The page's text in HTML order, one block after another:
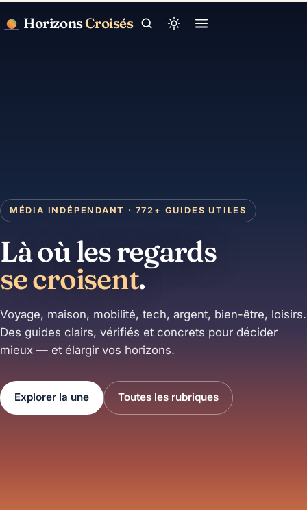
HorizonsCroisés
MÉDIA INDÉPENDANT · 772+ GUIDES UTILES
Là où les regards
se croisent.
Voyage, maison, mobilité, tech, argent, bien-être, loisirs.
Des guides clairs, vérifiés et concrets pour décider
mieux — et élargir vos horizons.
Explorer la une Toutes les rubriques